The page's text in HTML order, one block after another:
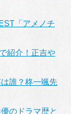
「アメノチ
紹介！正吉や
誰？柊一颯先
のドラマ歴と